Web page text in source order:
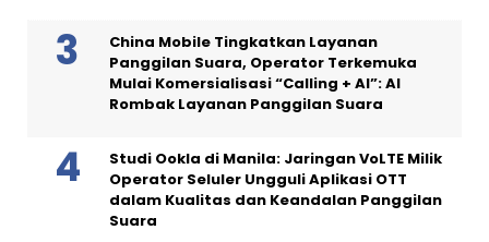
China Mobile Tingkatkan Layanan
Panggilan Suara, Operator Terkemuka
Mulai Komersialisasi “Calling + AI”: AI
Rombak Layanan Panggilan Suara
Studi Ookla di Manila: Jaringan VoLTE Milik
Operator Seluler Ungguli Aplikasi OTT
dalam Kualitas dan Keandalan Panggilan
Suara